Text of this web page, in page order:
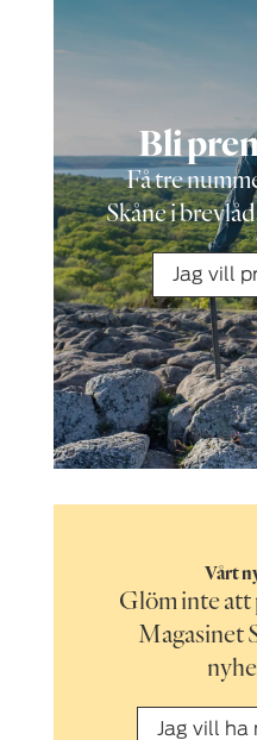
Bli
Få tre
Skåne i
Jag vill
Vårt
Glöm inte att
Magasinet
Jag vill ha